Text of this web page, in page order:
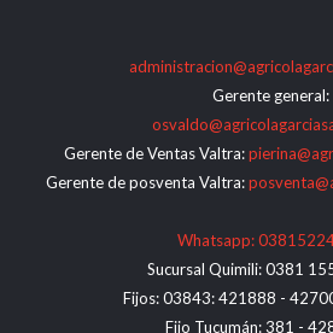
Gerente general:
Gerente de Ventas Valtra:
Gerente de posventa Valtra:
Whatsapp:
Sucursal Quimili: 0381
Fijos: 03843: 421888 -
Fijo Tucumán: 381 -